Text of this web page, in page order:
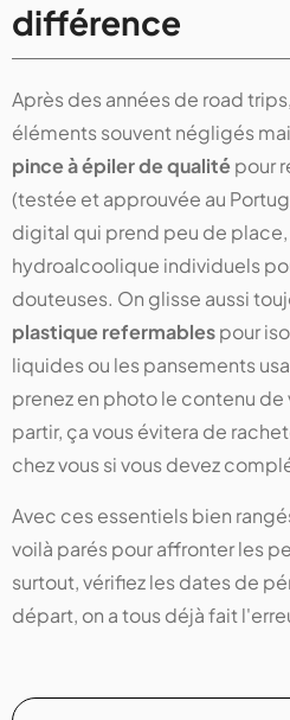
différence
Après des années de road
éléments souvent négligés
pince à épiler de qualitépour
(testée et approuvée au
digital qui prend peu de
hydroalcoolique individuels
douteuses. On glisse aussi
plastique refermablespour
liquides ou les pansements
prenez en photo le contenu de
partir, ça vous évitera de
chez vous si vous devez
Avec ces essentiels bien
voilà parés pour affronter les
surtout, vérifiez les dates de
départ, on a tous déjà fait